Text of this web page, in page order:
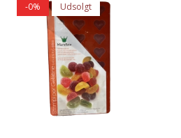
-0% Udsolgt